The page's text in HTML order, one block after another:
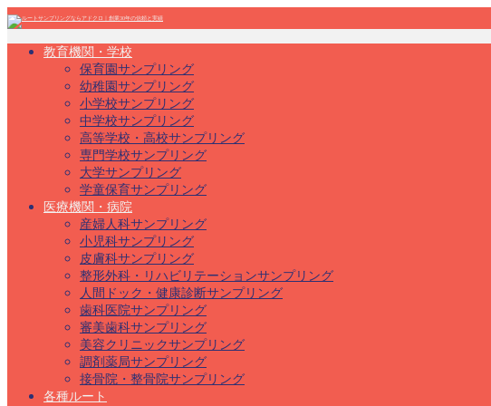
教育機関・学校
保育園サンプリング
幼稚園サンプリング
小学校サンプリング
中学校サンプリング
高等学校・高校サンプリング
専門学校サンプリング
大学サンプリング
学童保育サンプリング
医療機関・病院
産婦人科サンプリング
小児科サンプリング
皮膚科サンプリング
整形外科・リハビリテーションサンプリング
人間ドック・健康診断サンプリング
歯科医院サンプリング
審美歯科サンプリング
美容クリニックサンプリング
調剤薬局サンプリング
接骨院・整骨院サンプリング
各種ルート